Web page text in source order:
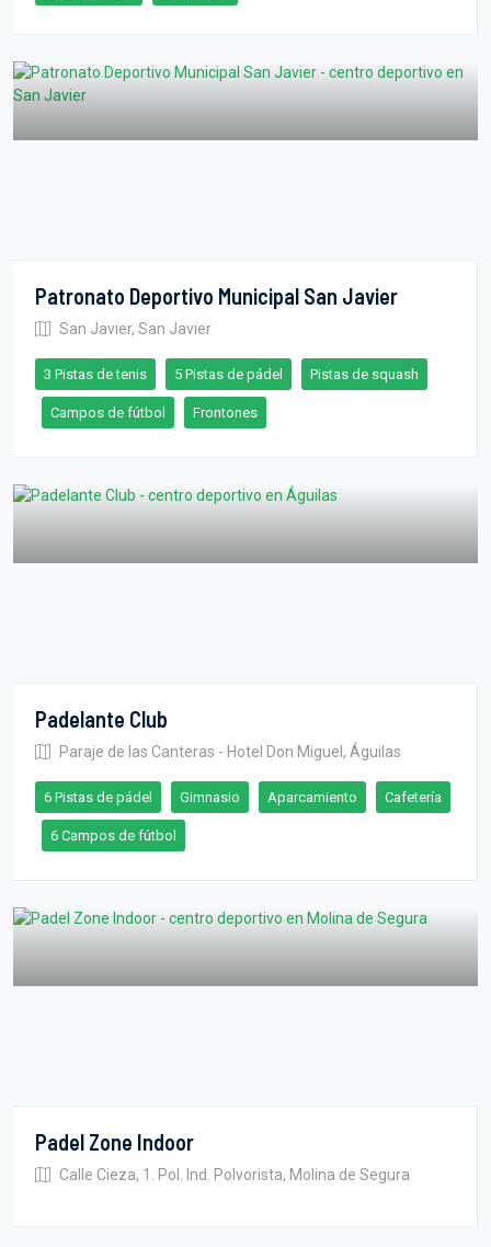
Patronato Deportivo Municipal San Javier
San Javier, San Javier
3 Pistas de tenis 5 Pistas de pádel Pistas de squash
Campos de fútbol Frontones
Padelante Club
Paraje de las Canteras - Hotel Don Miguel, Águilas
6 Pistas de pádel Gimnasio Aparcamiento Cafetería
6 Campos de fútbol
Padel Zone Indoor
Calle Cieza, 1. Pol. Ind. Polvorista, Molina de Segura